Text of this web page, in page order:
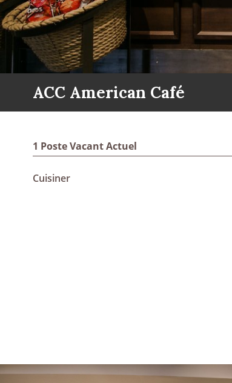
ACC American Café
1 Poste Vacant Actuel
Cuisiner